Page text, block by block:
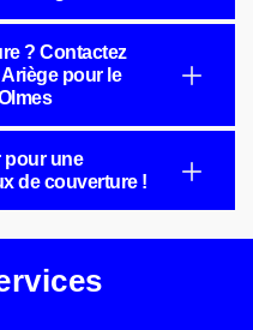
? Contactez
pour le
pour une
de couverture !